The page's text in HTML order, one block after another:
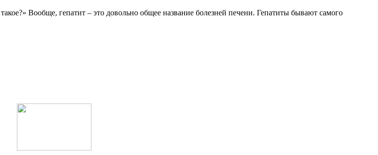
Вообще, гепатит – это довольно общее название болезней печени. Гепатиты бывают самого